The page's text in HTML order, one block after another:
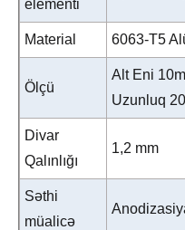
elementi
Material 6063-T5
Ölçü
Alt Eni
Uzunluq
Divar
Qalınlığı
1,2 mm
Səthi
müalicə